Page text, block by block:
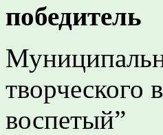
победитель
творческого
воспетый”